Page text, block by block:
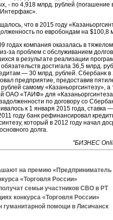
- по 4,918 млрд. рублей (погашение
что в 2015 году
по евробондам на $100,8
годах компания оказалась в
за проблем с обслуживанием
в результате реализации
достигала 36,5 млрд.
— 30 млрд. рублей. Сбербанк в
предприятие, предоставив
самому «Казаньоргсинтезу», а
ОАО «ТАИФ» для
по договору со
к 1 января 2015 года, ставка
году банк рефинансировал
который в 2012 году начал
долга.
"БИЗНЕC
на премию «Предприниматель
«Торговля России»
семьи участников СВО в РТ
конкурса «Торговля России»
помощи в Лисичанск